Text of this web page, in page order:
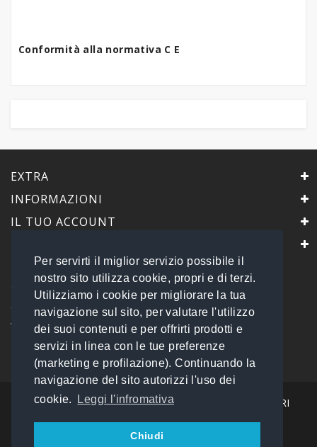
Per servirti il miglior servizio possibile il
nostro sito utilizza cookie, propri e di terzi.
Utilizziamo i cookie per migliorare la tua
navigazione sul sito, per valutare l'utilizzo
dei suoi contenuti e per offrirti prodotti e
servizi in linea con le tue preferenze
(marketing e profilazione). Continuando la
navigazione del sito autorizzi l'uso dei
cookie.
Leggi l'infromativa
Chiudi
Conformità alla normativa C E
EXTRA
INFORMAZIONI
IL TUO ACCOUNT
PrimaScelta Point
è un marchio di
Global Service B2B Srls a socio unico
Via Tolemaide, 15 - 00192 Roma
P.IVA 14693851009 REA: RM - 1540057
Tel: 06 45548245
info@primasceltapoint.it
I NOSTRI CORRIERI